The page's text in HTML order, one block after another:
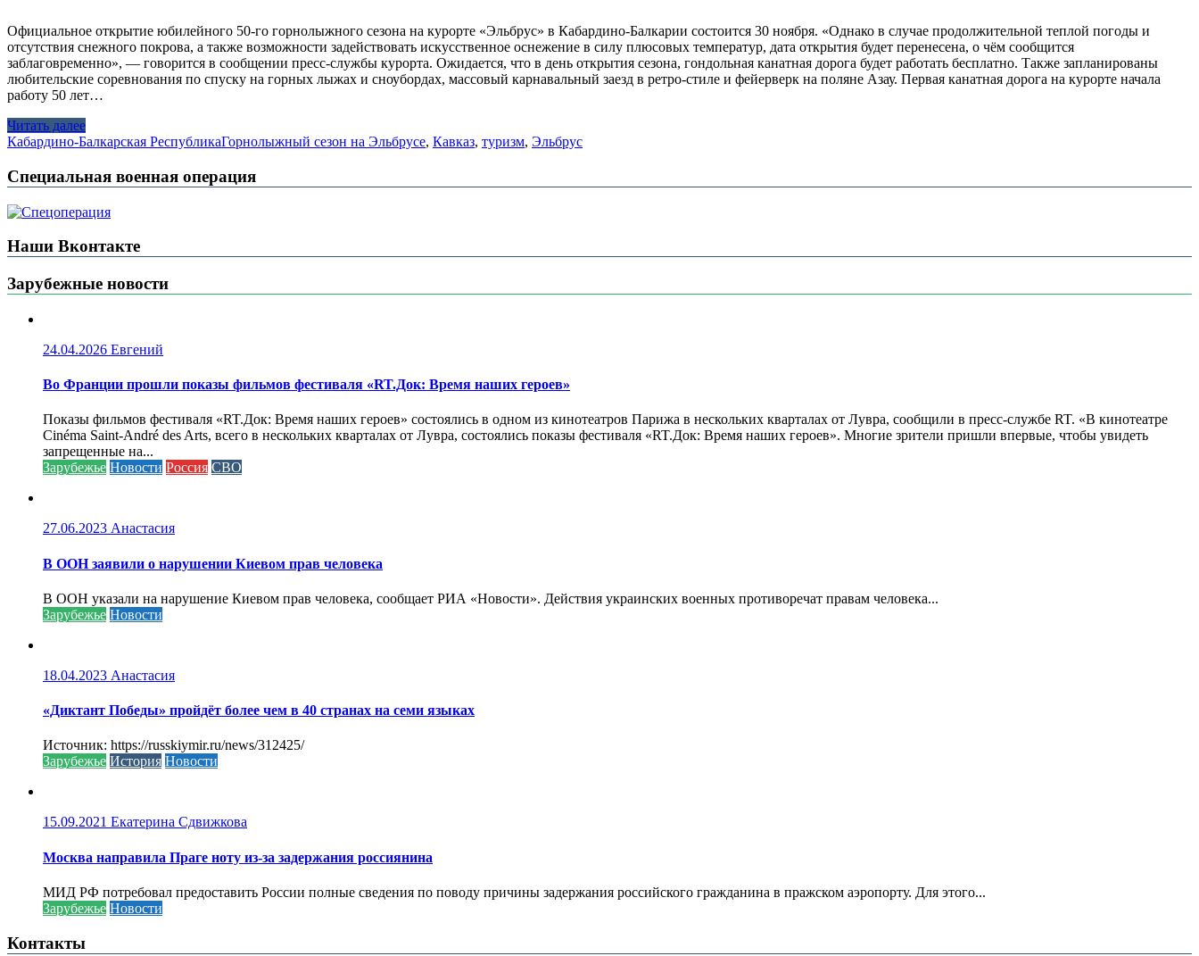
Официальное открытие юбилейного 50-го горнолыжного сезона на курорте «Эльбрус» в Кабардино-Балкарии состоится 30 ноября. «Однако в случае продолжительной теплой погоды и
отсутствия снежного покрова, а также возможности задействовать искусственное оснежение в силу плюсовых температур, дата открытия будет перенесена, о чём сообщится
заблаговременно», — говорится в сообщении пресс-службы курорта. Ожидается, что в день открытия сезона, гондольная канатная дорога будет работать бесплатно. Также запланированы
любительские соревнования по спуску на горных лыжах и сноубордах, массовый карнавальный заезд в ретро-стиле и фейерверк на поляне Азау. Первая канатная дорога на курорте начала
работу 50 лет…
Читать далее
Кабардино-Балкарская РеспубликаГорнолыжный сезон на Эльбрусе, Кавказ, туризм, Эльбрус
Специальная военная операция
Наши Вконтакте
Зарубежные новости
24.04.2026 Евгений
Во Франции прошли показы фильмов фестиваля «RT.Док: Время наших героев»
Показы фильмов фестиваля «RT.Док: Время наших героев» состоялись в одном из кинотеатров Парижа в нескольких кварталах от Лувра, сообщили в пресс-службе RT. «В кинотеатре
Cinéma Saint-André des Arts, всего в нескольких кварталах от Лувра, состоялись показы фестиваля «RT.Док: Время наших героев». Многие зрители пришли впервые, чтобы увидеть
запрещенные на...
Зарубежье Новости Россия СВО
27.06.2023 Анастасия
В ООН заявили о нарушении Киевом прав человека
В ООН указали на нарушение Киевом прав человека, сообщает РИА «Новости». Действия украинских военных противоречат правам человека...
Зарубежье Новости
18.04.2023 Анастасия
«Диктант Победы» пройдёт более чем в 40 странах на семи языках
Источник: https://russkiymir.ru/news/312425/
Зарубежье История Новости
15.09.2021 Екатерина Сдвижкова
Москва направила Праге ноту из-за задержания россиянина
МИД РФ потребовал предоставить России полные сведения по поводу причины задержания российского гражданина в пражском аэропорту. Для этого...
Зарубежье Новости
Контакты